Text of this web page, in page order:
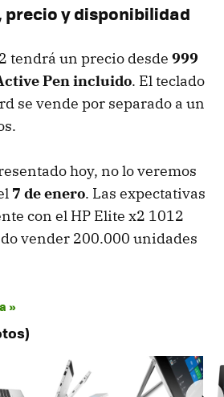
precio y disponibilidad
tendrá un precio desde 999
Pen incluido. El teclado
se vende por separado a un
hoy, no lo veremos
7 de enero. Las expectativas
con el HP Elite x2 1012
vender 200.000 unidades
»